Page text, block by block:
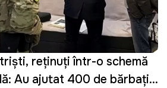
reținuți într-o schemă
Au ajutat 400 de bărbați